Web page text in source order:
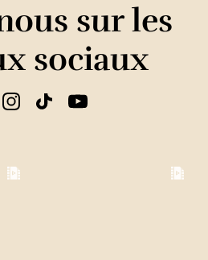
sur les
sociaux